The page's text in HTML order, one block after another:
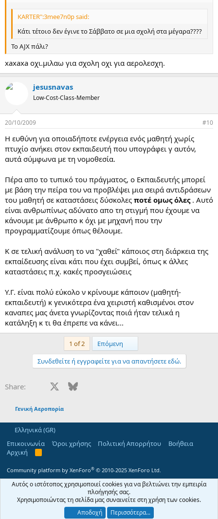
KARTER":3mee7n0p said:
Κάτι τέτοιο δεν έγινε το Σάββατο σε μια σχολή στα μέγαρα????
Το AJX πάλι?
xaxaxa οχι.μιλαω για σχολη οχι για αερολεσχη.
jesusnavas
Low-Cost-Class-Member
20/10/2009 #10
Η ευθύνη για οποιαδήποτε ενέργεια ενός μαθητή χωρίς
πτυχίο ανήκει στον εκπαιδευτή που υπογράφει γ αυτόν,
αυτά σύμφωνα με τη νομοθεσία.
Πέρα απο το τυπικό του πράγματος, ο Εκπαιδευτής μπορεί
με βάση την πείρα του να προβλέψει μια σειρά αντιδράσεων
του μαθητή σε καταστάσεις δύσκολες ποτέ ομως όλες. Αυτό
είναι ανθρωπίνως αδύνατο απο τη στιγμή που έχουμε να
κάνουμε με άνθρωπο κ όχι με μηχανή που την
προγραμματίζουμε όπως θέλουμε.
Κ σε τελική ανάλυση το να "χαθεί" κάποιος στη διάρκεια της
εκπαίδευσης είναι κάτι που έχει συμβεί, όπως κ άλλες
καταστάσεις π.χ. κακές προσγειώσεις
Υ.Γ. είναι πολύ εύκολο ν κρίνουμε κάποιον (μαθητή-
εκπαιδευτή) κ γενικότερα ένα χειριστή καθισμένοι στον
καναπες μας άνετα γνωρίζοντας ποιά ήταν τελικά η
κατάληξη κ τι θα έπρεπε να κάνει...
1 of 2 Επόμενη
Συνδεθείτε ή εγγραφείτε για να απαντήσετε εδώ.
Share: Facebook Bluesky
Γενική Αεροπορία
Ελληνικά (GR)
Επικοινωνία
Όροι χρήσης Πολιτική Απορρήτου
Βοήθεια
Αρχική
R
Community platform by XenForo® © 2010-2025 XenForo Ltd.
Αυτός ο ιστότοπος χρησιμοποιεί cookies για να βελτιώνει την εμπειρία
πλοήγησής σας.
Χρησιμοποιώντας τη σελίδα μας συναινείτε στη χρήση των cookies.
Αποδοχή
Περισσότερα...